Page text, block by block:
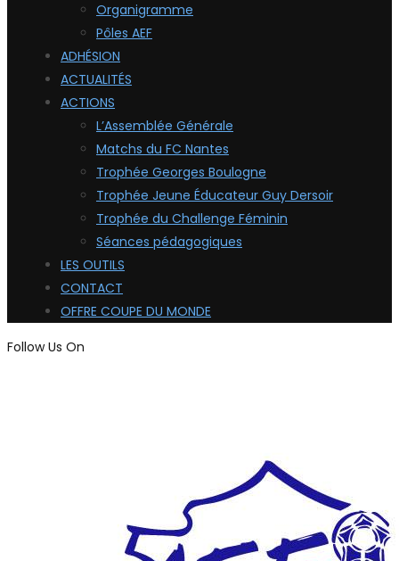
Organigramme
Pôles AEF
ADHÉSION
ACTUALITÉS
ACTIONS
L’Assemblée Générale
Matchs du FC Nantes
Trophée Georges Boulogne
Trophée Jeune Éducateur Guy Dersoir
Trophée du Challenge Féminin
Séances pédagogiques
LES OUTILS
CONTACT
OFFRE COUPE DU MONDE
Follow Us On